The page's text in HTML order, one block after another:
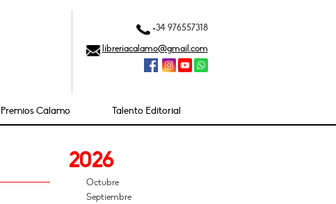
+34 976557318
libreriacalamo@gmail.com
Premios Cálamo Talento Editorial
2026
Octubre
Septiembre